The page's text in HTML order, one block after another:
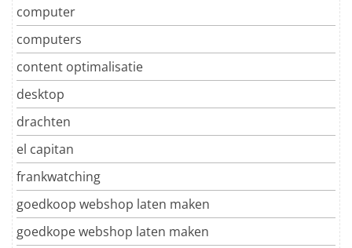
computer
computers
content optimalisatie
desktop
drachten
el capitan
frankwatching
goedkoop webshop laten maken
goedkope webshop laten maken